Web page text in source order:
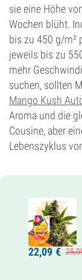
CBD
0-1%
sie eine Höhe
Wochen blüht.
bis zu 450 g/m²
jeweils bis zu
mehr
suchen, sollten
Mango Kush
Aroma und die
Cousine, aber
Lebenszyklus
Eltern
Mango
22,09 € 25,